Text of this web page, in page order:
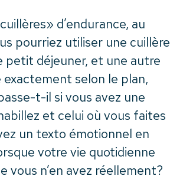
d’endurance, au
pourriez utiliser une cuillère
petit déjeuner, et une autre
selon le plan,
t-il si vous avez une
et celui où vous faites
un texto émotionnel en
votre vie quotidienne
vous n’en avez réellement?